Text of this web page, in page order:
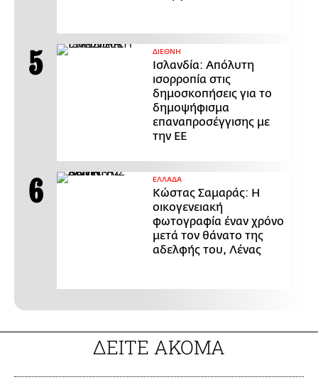
ΔΙΕΘΝΗ
Ισλανδία: Απόλυτη
ισορροπία στις
δημοσκοπήσεις για το
δημοψήφισμα
επαναπροσέγγισης με
την ΕΕ
ΕΛΛΑΔΑ
Κώστας Σαμαράς: Η
οικογενειακή
φωτογραφία έναν χρόνο
μετά τον θάνατο της
αδελφής του, Λένας
ΔΕΙΤΕ ΑΚΟΜΑ